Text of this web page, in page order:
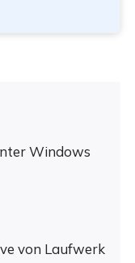
Windows
von Laufwerk